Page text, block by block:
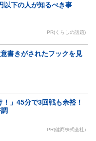
以下の人が知るべき事
PR(くらしの話題)
書きがされたフックを見
！」45分で3回戦も余裕！
PR(健商株式会社)